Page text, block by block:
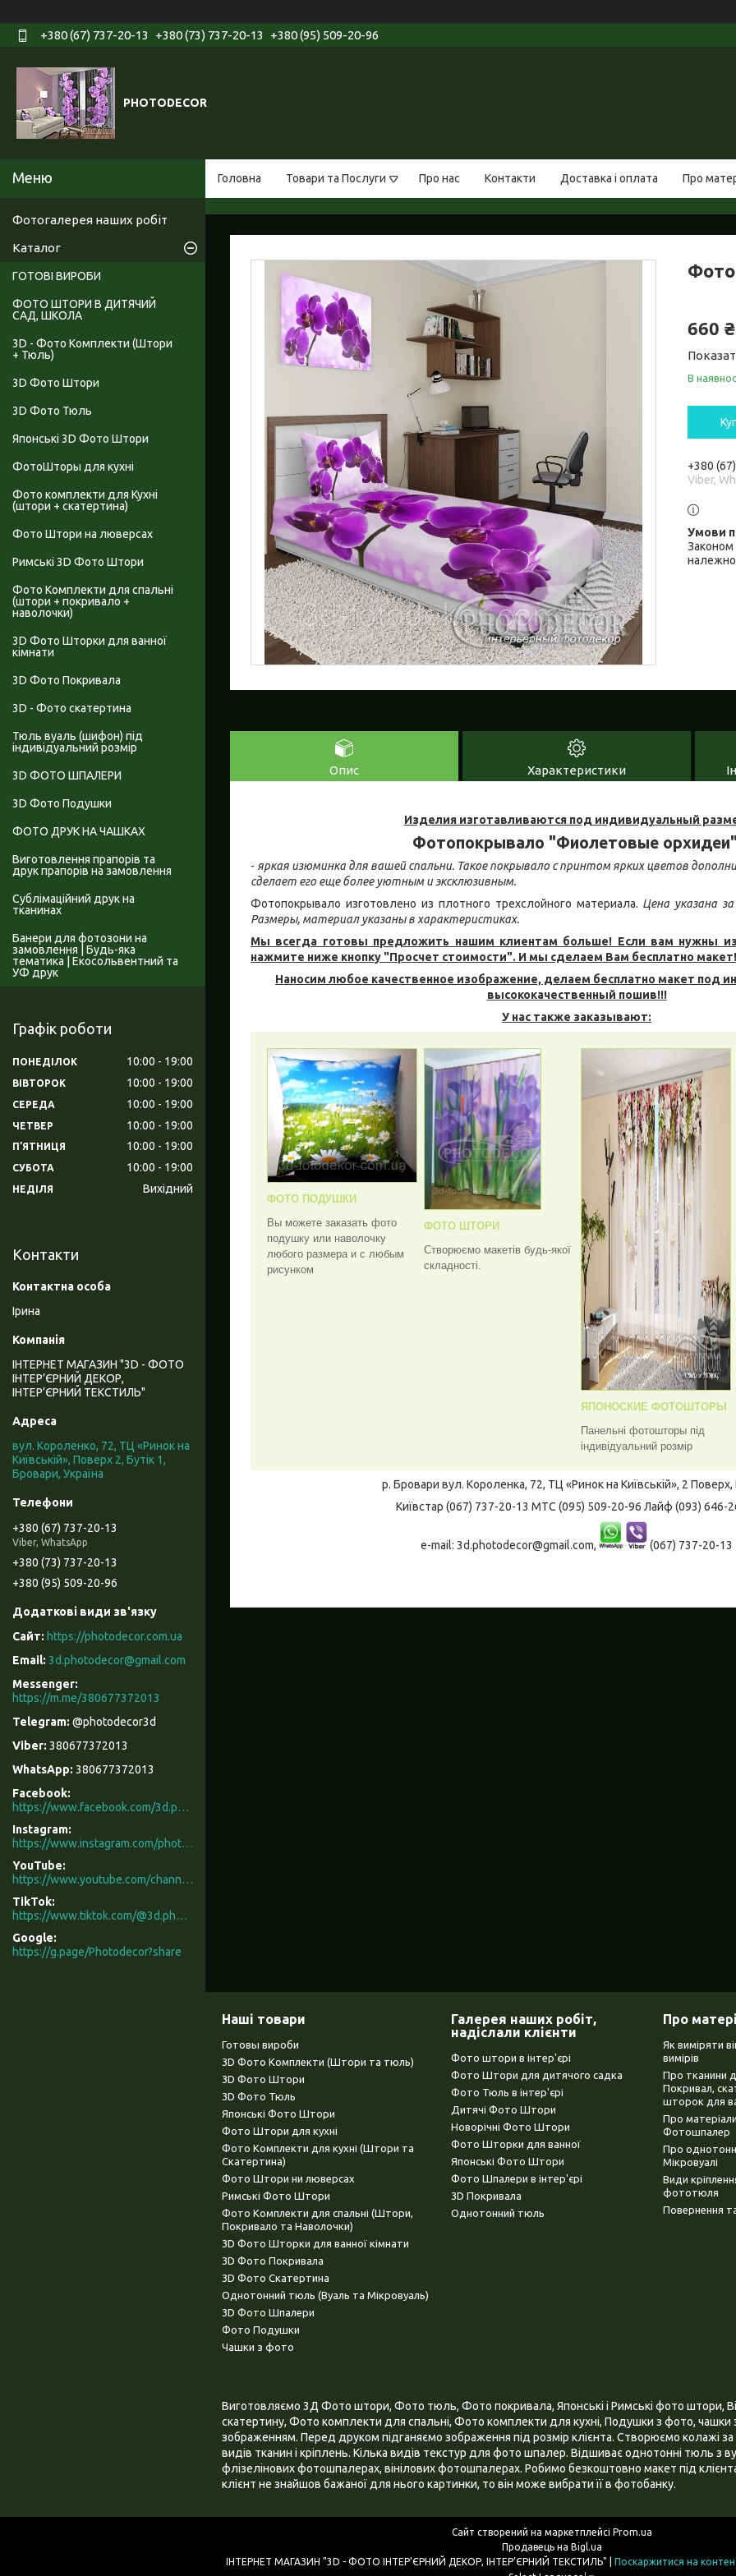
+380 (67) 737-20-13 +380 (73) 737-20-13 +380 (95) 509-20-96
PHOTODECOR
Головна Товари та Послуги Про нас Контакти Доставка і оплата Про
660 ₴
В
+380
Viber,
Законом
Опис Характеристики
Изделия изготавливаются под индивидуальный
Фотопокрывало "Фиолетовые орхидеи"
- яркая изюминка для вашей спальни. Такое покрывало с принтом ярких цветов
сделает его еще более уютным и эксклюзивным.
Фотопокрывало изготовлено из плотного трехслойного материала. Цена указана
Размеры, материал указаны в характеристиках.
Мы всегда готовы предложить нашим клиентам больше! Если вам нужны
нажмите ниже кнопку "Просчет стоимости". И мы сделаем Вам бесплатно макет!
Наносим любое качественное изображение, делаем бесплатно макет под
высококачественный пошив!!!
У нас также заказывают:
ФОТО ПОДУШКИ
Вы можете заказать фото
подушку или наволочку
любого размера и с любым
рисунком
ФОТО ШТОРИ
Створюємо макетів будь-якої
складності.
ЯПОНОСКИЕ ФОТОШТОРЫ
Панельні фотошторы під
індивідуальний розмір
р. Бровари вул. Короленка, 72, ТЦ «Ринок на Київській», 2 Поверх,
Київстар (067) 737-20-13 МТС (095) 509-20-96 Лайф (093) 646-
e-mail: 3d.photodecor@gmail.com, (067) 737-20-13
Фотогалерея наших робіт
Каталог
ГОТОВІ ВИРОБИ
ФОТО ШТОРИ В ДИТЯЧИЙ
САД, ШКОЛА
3D - Фото Комплекти (Штори
+ Тюль)
3D Фото Штори
3D Фото Тюль
Японські 3D Фото Штори
ФотоШторы для кухні
Фото комплекти для Кухні
(штори + скатертина)
Фото Штори на люверсах
Римські 3D Фото Штори
Фото Комплекти для спальні
(штори + покривало +
наволочки)
3D Фото Шторки для ванної
кімнати
3D Фото Покривала
3D - Фото скатертина
Тюль вуаль (шифон) під
індивідуальний розмір
3D ФОТО ШПАЛЕРИ
3D Фото Подушки
ФОТО ДРУК НА ЧАШКАХ
Виготовлення прапорів та
друк прапорів на замовлення
Сублімаційний друк на
тканинах
Банери для фотозони на
замовлення | Будь-яка
тематика | Екосольвентний та
УФ друк
Графік роботи
ПОНЕДІЛОК 10:00 19:00
ВІВТОРОК 10:00 19:00
СЕРЕДА 10:00 19:00
ЧЕТВЕР 10:00 19:00
ПʼЯТНИЦЯ 10:00 19:00
СУБОТА 10:00 19:00
НЕДІЛЯ Вихідний
Контакти
Ірина
ІНТЕРНЕТ МАГАЗИН "3D - ФОТО
ІНТЕР’ЄРНИЙ ДЕКОР,
ІНТЕР’ЄРНИЙ ТЕКСТИЛЬ"
вул. Короленко, 72, ТЦ «Ринок на
Київській», Поверх 2, Бутік 1,
Бровари, Україна
+380 (67) 737-20-13
Viber, WhatsApp
+380 (73) 737-20-13
+380 (95) 509-20-96
https://photodecor.com.ua
3d.photodecor@gmail.com
https://m.me/380677372013
@photodecor3d
380677372013
380677372013
Facebook
https://www.facebook.com/3d.photodecor/
Instagram
https://www.instagram.com/photodecor.com.ua/
YouTube
https://www.youtube.com/channel/UCXCUerfqRY1Pw7-IptdbqyA/videos
TikTok
https://www.tiktok.com/@3d.photodecor?is_from_webapp=1&sender_device=pc
Google
https://g.page/Photodecor?share
Наші товари
Готовы вироби
3D Фото Комплекти (Штори та тюль)
3D Фото Штори
3D Фото Тюль
Японські Фото Штори
Фото Штори для кухні
Фото Комплекти для кухні (Штори та
Скатертина)
Фото Штори ни люверсах
Римські Фото Штори
Фото Комплекти для спальні (Штори,
Покривало та Наволочки)
3D Фото Шторки для ванної кімнати
3D Фото Покривала
3D Фото Скатертина
Однотонний тюль (Вуаль та Мікровуаль)
3D Фото Шпалери
Фото Подушки
Чашки з фото
Галерея наших робіт,
надіслали клієнти
Фото штори в інтер'єрі
Фото Штори для дитячого садка
Фото Тюль в інтер'єрі
Дитячі Фото Штори
Новорічні Фото Штори
Фото Шторки для ванної
Японські Фото Штори
Фото Шпалери в інтер'єрі
3D Покривала
Однотонний тюль
Про
Як виміряти
вимірів
Про тканини
Покривал,
шторок для
Про
Фотошпалер
Про
Мікровуалі
Види
фототюля
Повернення
Виготовляємо 3Д Фото штори, Фото тюль, Фото покривала, Японські і Римські фото штори,
скатертину, Фото комплекти для спальні, Фото комплекти для кухні, Подушки з фото, чашки
зображенням. Перед друком підганяємо зображення під розмір клієнта. Створюємо колажі
видів тканин і кріплень. Кілька видів текстур для фото шпалер. Відшиває однотонні тюль з
флізелінових фотошпалерах, вінілових фотошпалерах. Робимо безкоштовно макет під
клієнт не знайшов бажаної для нього картинки, то він може вибрати її в фотобанку.
Сайт створений на маркетплейсі Prom.ua
Продавець на Bigl.ua
Поскаржитися на